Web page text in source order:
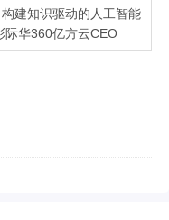
建知识驱动的人工智能
际华360亿方云CEO